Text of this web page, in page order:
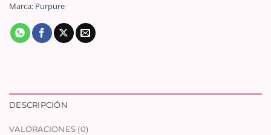
Marca: Purpure
DESCRIPCIÓN
VALORACIONES (0)